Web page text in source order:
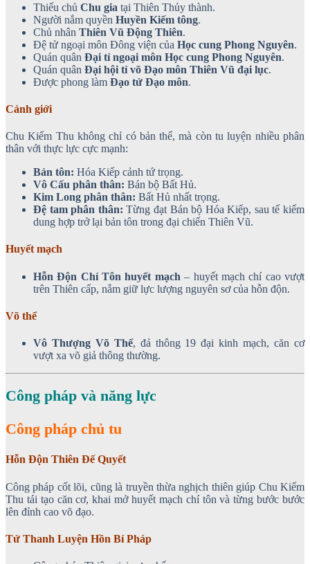
Thiếu chủ Chu gia tại Thiên Thủy thành.
Người nắm quyền Huyền Kiếm tông.
Chủ nhân Thiên Vũ Động Thiên.
Đệ tử ngoại môn Đông viện của Học cung Phong Nguyên.
Quán quân Đại tỉ ngoại môn Học cung Phong Nguyên.
Quán quân Đại hội tỉ võ Đạo môn Thiên Vũ đại lục.
Được phong làm Đạo tử Đạo môn.
Cảnh giới
Chu Kiếm Thu không chỉ có bản thể, mà còn tu luyện nhiều phân
thân với thực lực cực mạnh:
Bản tôn: Hóa Kiếp cảnh tứ trọng.
Vô Cấu phân thân: Bán bộ Bất Hủ.
Kim Long phân thân: Bất Hủ nhất trọng.
Đệ tam phân thân: Từng đạt Bán bộ Hóa Kiếp, sau tế kiếm
dung hợp trở lại bản tôn trong đại chiến Thiên Vũ.
Huyết mạch
Hỗn Độn Chí Tôn huyết mạch – huyết mạch chí cao vượt
trên Thiên cấp, nắm giữ lực lượng nguyên sơ của hỗn độn.
Võ thể
Vô Thượng Võ Thể, đả thông 19 đại kinh mạch, căn cơ
vượt xa võ giả thông thường.
Công pháp và năng lực
Công pháp chủ tu
Hỗn Độn Thiên Đế Quyết
Công pháp cốt lõi, cũng là truyền thừa nghịch thiên giúp Chu Kiếm
Thu tái tạo căn cơ, khai mở huyết mạch chí tôn và từng bước bước
lên đỉnh cao võ đạo.
Tử Thanh Luyện Hồn Bí Pháp